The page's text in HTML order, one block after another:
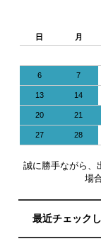
日 月
6 7
13 14
20 21
27 28
誠に勝手ながら
場
最近チェック